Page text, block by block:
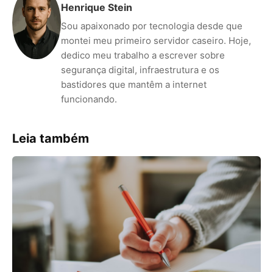
Henrique Stein
Sou apaixonado por tecnologia desde que
montei meu primeiro servidor caseiro. Hoje,
dedico meu trabalho a escrever sobre
segurança digital, infraestrutura e os
bastidores que mantêm a internet
funcionando.
Leia também